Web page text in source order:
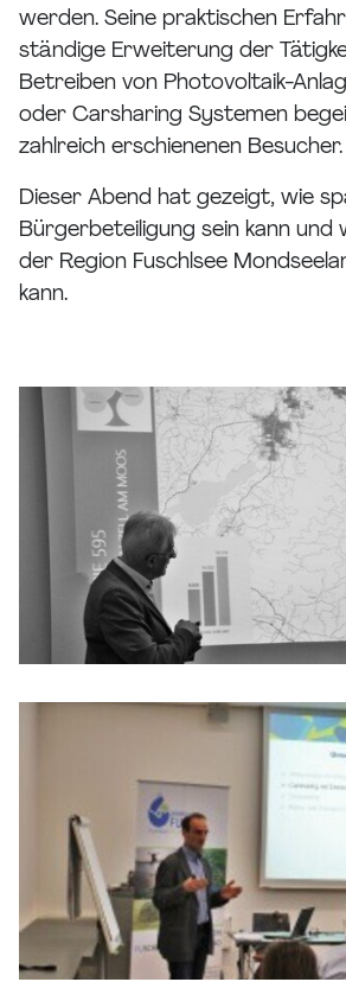
werden. Seine praktischen
ständige Erweiterung der
Betreiben von Photovoltaik-
oder Carsharing Systemen
zahlreich erschienenen Besucher.
Dieser Abend hat gezeigt, wie
Bürgerbeteiligung sein kann und
der Region Fuschlsee
kann.